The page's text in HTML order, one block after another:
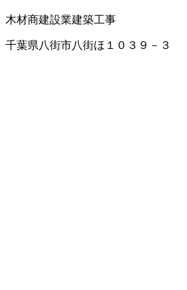
木材商建設業建築工事
千葉県八街市八街ほ１０３９－３